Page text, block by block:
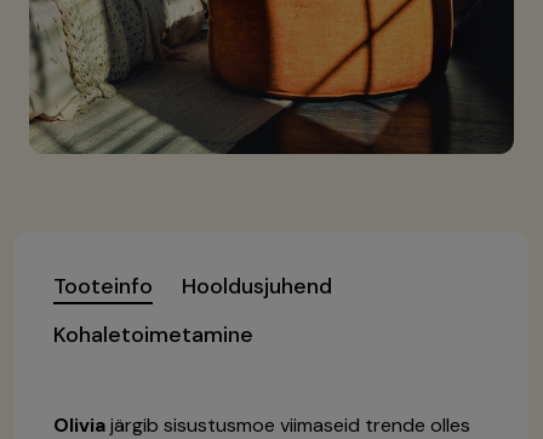
Tooteinfo
Hooldusjuhend
Kohaletoimetamine
Oliviajärgib sisustusmoe viimaseid trende olles